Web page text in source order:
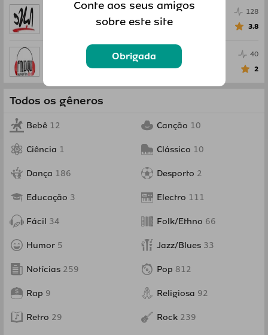
Radio Al-Bilad
Notícias 0
128
3.8
Sumer FM
Dança 0
40
2
Todos os gêneros
Bebê 12 Canção 10
Ciência 1 Clássico 10
Dança 186 Desporto 2
Educação 3 Electro 111
Fácil 34 Folk/Ethno 66
Humor 5 Jazz/Blues 33
Notícias 259 Pop 812
Rap 9 Religiosa 92
Retro 29 Rock 239
Conte aos seus amigos
sobre este site
Obrigada